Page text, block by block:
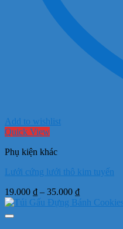
Add to wishlist
Quick View
Phụ kiện khác
Lưới cứng lưới thô kim tuyến
19.000 ₫ – 35.000 ₫Khoảng
giá: